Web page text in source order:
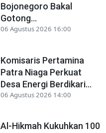
Bojonegoro Bakal
Gotong...
06 Agustus 2026 16:00
Komisaris Pertamina
Patra Niaga Perkuat
Desa Energi Berdikari...
06 Agustus 2026 14:00
Al-Hikmah Kukuhkan 100